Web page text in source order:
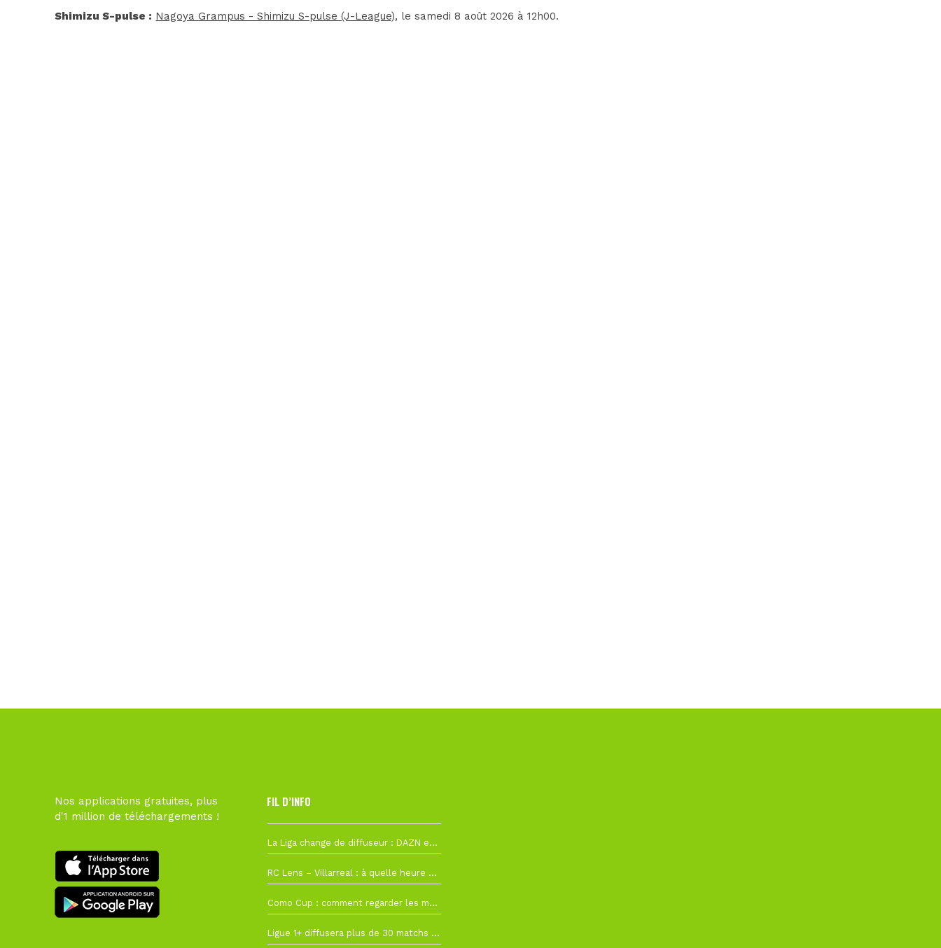
Shimizu S-pulse : Nagoya Grampus - Shimizu S-pulse (J-League), le samedi 8 août 2026 à 12h00.
Nos applications gratuites, plus
d'1 million de téléchargements !
FIL D’INFO
La Liga change de diffuseur : DAZN et Disney+ remplacent beIN Sports !
RC Lens – Villarreal : à quelle heure et sur quelle chaîne voir la finale de la Como Cup ?
Como Cup : comment regarder les matchs du RC Lens en direct ?
Ligue 1+ diffusera plus de 30 matchs amicaux avant la reprise de la Ligue 1